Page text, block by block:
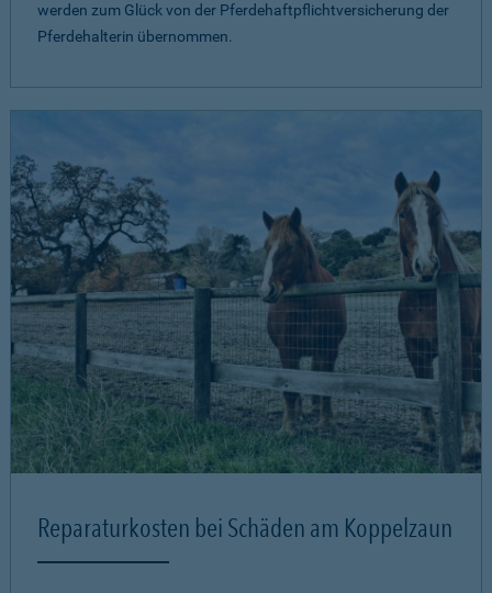
werden zum Glück von der Pferdehaftpflichtversicherung der
Pferdehalterin übernommen.
Reparaturkosten bei Schäden am Koppelzaun